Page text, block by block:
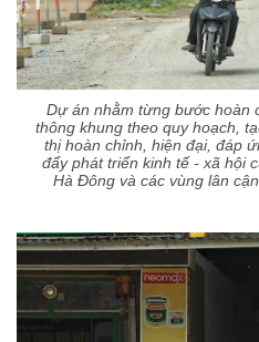
Dự án nhằm từng bước hoàn
thông khung theo quy hoạch,
thị hoàn chỉnh, hiện đại, đáp
đẩy phát triển kinh tế - xã hội
Hà Đông và các vùng lân